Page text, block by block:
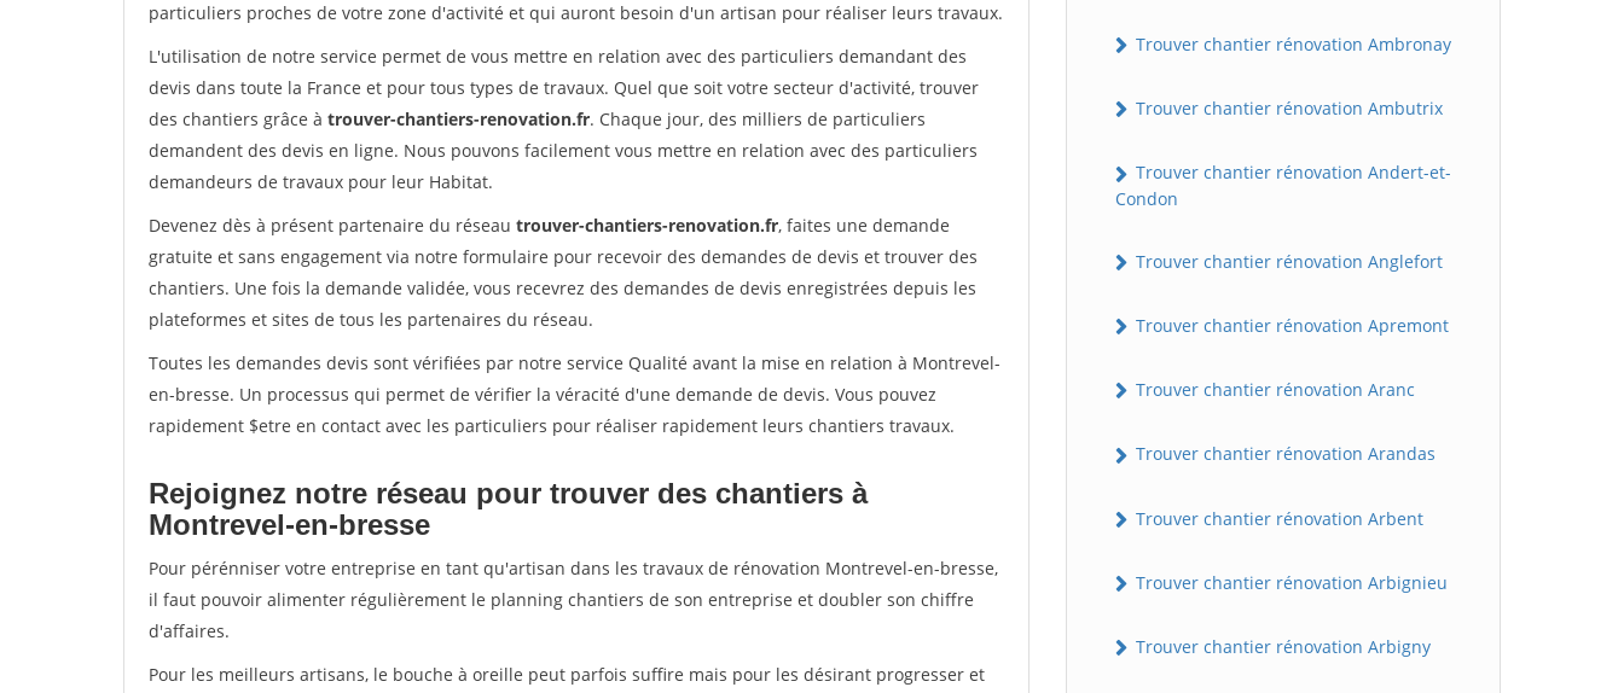
particuliers proches de votre zone d'activité et qui auront besoin d'un artisan pour réaliser leurs travaux.
L'utilisation de notre service permet de vous mettre en relation avec des particuliers demandant des
devis dans toute la France et pour tous types de travaux. Quel que soit votre secteur d'activité, trouver
des chantiers grâce à trouver-chantiers-renovation.fr. Chaque jour, des milliers de particuliers
demandent des devis en ligne. Nous pouvons facilement vous mettre en relation avec des particuliers
demandeurs de travaux pour leur Habitat.
Devenez dès à présent partenaire du réseau trouver-chantiers-renovation.fr, faites une demande
gratuite et sans engagement via notre formulaire pour recevoir des demandes de devis et trouver des
chantiers. Une fois la demande validée, vous recevrez des demandes de devis enregistrées depuis les
plateformes et sites de tous les partenaires du réseau.
Toutes les demandes devis sont vérifiées par notre service Qualité avant la mise en relation à Montrevel-
en-bresse. Un processus qui permet de vérifier la véracité d'une demande de devis. Vous pouvez
rapidement $etre en contact avec les particuliers pour réaliser rapidement leurs chantiers travaux.
Rejoignez notre réseau pour trouver des chantiers à
Montrevel-en-bresse
Pour pérénniser votre entreprise en tant qu'artisan dans les travaux de rénovation Montrevel-en-bresse,
il faut pouvoir alimenter régulièrement le planning chantiers de son entreprise et doubler son chiffre
d'affaires.
Pour les meilleurs artisans, le bouche à oreille peut parfois suffire mais pour les désirant progresser et
Trouver chantier rénovation Ambronay
Trouver chantier rénovation Ambutrix
Trouver chantier rénovation Andert-et-
Condon
Trouver chantier rénovation Anglefort
Trouver chantier rénovation Apremont
Trouver chantier rénovation Aranc
Trouver chantier rénovation Arandas
Trouver chantier rénovation Arbent
Trouver chantier rénovation Arbignieu
Trouver chantier rénovation Arbigny